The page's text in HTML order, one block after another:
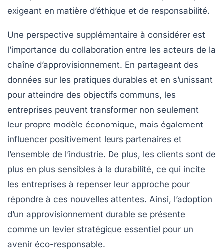
exigeant en matière d’éthique et de responsabilité.
Une perspective supplémentaire à considérer est
l’importance du collaboration entre les acteurs de la
chaîne d’approvisionnement. En partageant des
données sur les pratiques durables et en s’unissant
pour atteindre des objectifs communs, les
entreprises peuvent transformer non seulement
leur propre modèle économique, mais également
influencer positivement leurs partenaires et
l’ensemble de l’industrie. De plus, les clients sont de
plus en plus sensibles à la durabilité, ce qui incite
les entreprises à repenser leur approche pour
répondre à ces nouvelles attentes. Ainsi, l’adoption
d’un approvisionnement durable se présente
comme un levier stratégique essentiel pour un
avenir éco-responsable.